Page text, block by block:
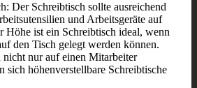
Der Schreibtisch sollte ausreichend
und Arbeitsgeräte auf
Höhe ist ein Schreibtisch ideal, wenn
den Tisch gelegt werden können.
nur auf einen Mitarbeiter
sich höhenverstellbare Schreibtische